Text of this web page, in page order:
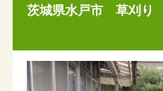
茨城県水戸市 草刈り